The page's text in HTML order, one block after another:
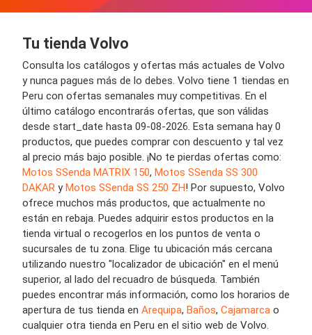
Tu tienda Volvo
Consulta los catálogos y ofertas más actuales de Volvo
y nunca pagues más de lo debes. Volvo tiene 1 tiendas en
Peru con ofertas semanales muy competitivas. En el
último catálogo encontrarás ofertas, que son válidas
desde start_date hasta 09-08-2026. Esta semana hay 0
productos, que puedes comprar con descuento y tal vez
al precio más bajo posible. ¡No te pierdas ofertas como:
Motos SSenda MATRIX 150, Motos SSenda SS 300
DAKAR yMotos SSenda SS 250 ZH! Por supuesto, Volvo
ofrece muchos más productos, que actualmente no
están en rebaja. Puedes adquirir estos productos en la
tienda virtual o recogerlos en los puntos de venta o
sucursales de tu zona. Elige tu ubicación más cercana
utilizando nuestro "localizador de ubicación" en el menú
superior, al lado del recuadro de búsqueda. También
puedes encontrar más información, como los horarios de
apertura de tus tienda en Arequipa, Baños, Cajamarca o
cualquier otra tienda en Peru en el sitio web de Volvo.